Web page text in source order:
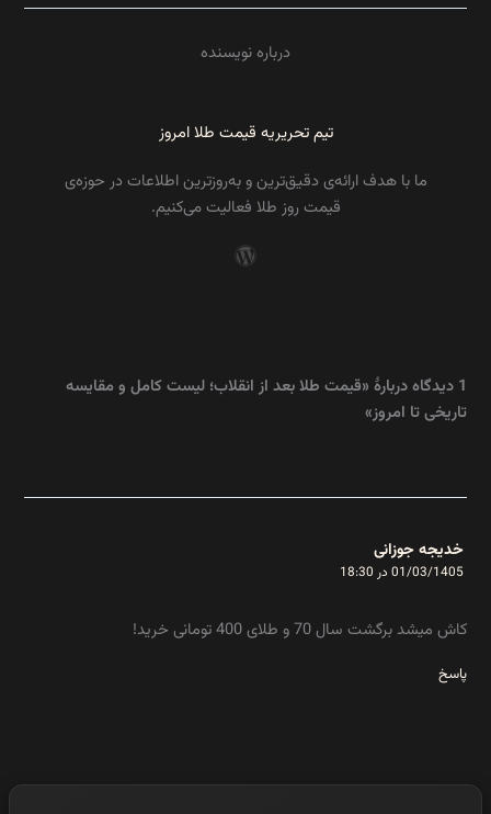
درباره نویسنده
تیم تحریریه قیمت طلا امروز
ما با هدف ارائه‌ی دقیق‌ترین و به‌روزترین اطلاعات در حوزه‌ی
قیمت روز طلا فعالیت می‌کنیم.
1 دیدگاه دربارهٔ «قیمت طلا بعد از انقلاب؛ لیست کامل و مقایسه
تاریخی تا امروز»
خدیجه جوزانی
01/03/1405 در 18:30
کاش میشد برگشت سال 70 و طلای 400 تومانی خرید!
پاسخ